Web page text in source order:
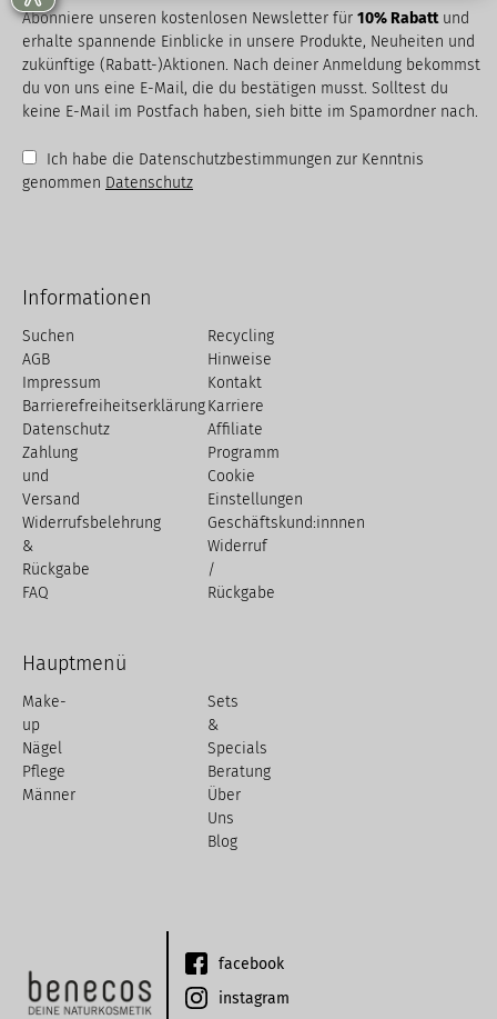
Abonniere unseren kostenlosen Newsletter für 10% Rabattund
erhalte spannende Einblicke in unsere Produkte, Neuheiten und
zukünftige (Rabatt-)Aktionen. Nach deiner Anmeldung bekommst
du von uns eine E-Mail, die du bestätigen musst. Solltest du
keine E-Mail im Postfach haben, sieh bitte im Spamordner nach.
Ich habe die Datenschutzbestimmungen zur Kenntnis
genommen Datenschutz
Informationen
Suchen
AGB
Impressum
Barrierefreiheitserklärung
Datenschutz
Zahlung
und
Versand
Widerrufsbelehrung
&
Rückgabe
FAQ
Recycling
Hinweise
Kontakt
Karriere
Affiliate
Programm
Cookie
Einstellungen
Geschäftskund:innnen
Widerruf
/
Rückgabe
Hauptmenü
Make-
up
Nägel
Pflege
Männer
Sets
&
Specials
Beratung
Über
Uns
Blog
facebook
instagram